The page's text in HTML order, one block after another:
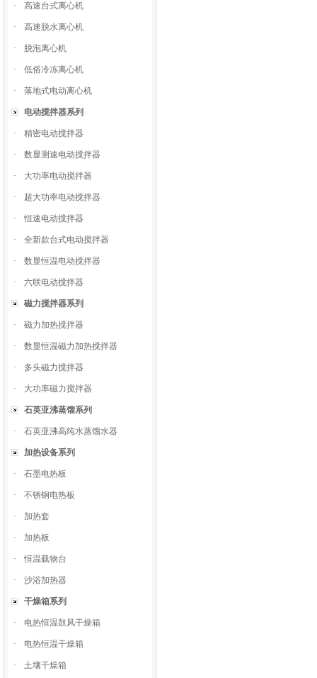
· 高速台式离心机
· 高速脱水离心机
· 脱泡离心机
· 低俗冷冻离心机
· 落地式电动离心机
电动搅拌器系列
· 精密电动搅拌器
· 数显测速电动搅拌器
· 大功率电动搅拌器
· 超大功率电动搅拌器
· 恒速电动搅拌器
· 全新款台式电动搅拌器
· 数显恒温电动搅拌器
· 六联电动搅拌器
磁力搅拌器系列
· 磁力加热搅拌器
· 数显恒温磁力加热搅拌器
· 多头磁力搅拌器
· 大功率磁力搅拌器
石英亚沸蒸馏系列
· 石英亚沸高纯水蒸馏水器
加热设备系列
· 石墨电热板
· 不锈钢电热板
· 加热套
· 加热板
· 恒温载物台
· 沙浴加热器
干燥箱系列
· 电热恒温鼓风干燥箱
· 电热恒温干燥箱
· 土壤干燥箱